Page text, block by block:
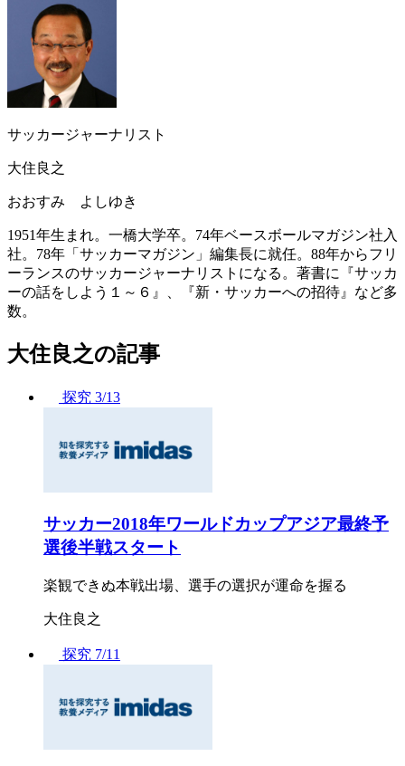
サッカージャーナリスト
大住良之
おおすみ よしゆき
1951年生まれ。一橋大学卒。74年ベースボールマガジン社入
社。78年「サッカーマガジン」編集長に就任。88年からフリ
ーランスのサッカージャーナリストになる。著書に『サッカ
ーの話をしよう１～６』、『新・サッカーへの招待』など多
数。
大住良之の記事
探究 3/13
サッカー2018年ワールドカップアジア最終予
選後半戦スタート
楽観できぬ本戦出場、選手の選択が運命を握る
大住良之
探究 7/11